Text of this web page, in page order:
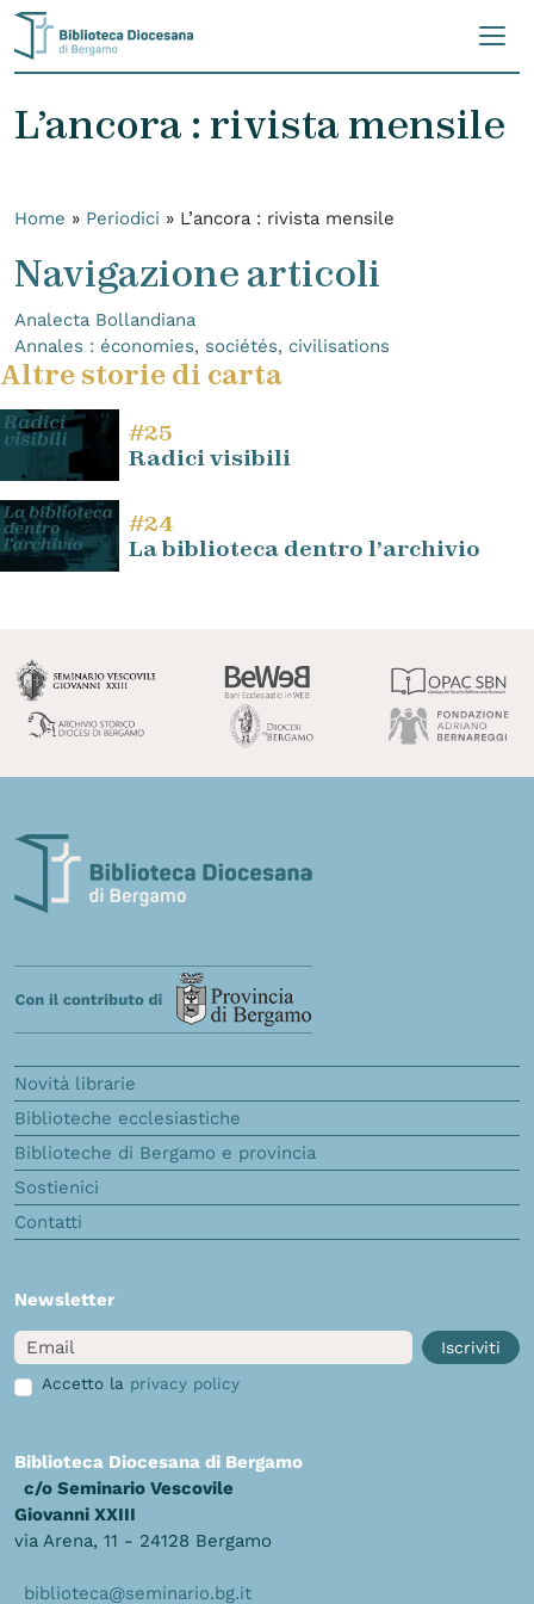
Skip to content
L’ancora : rivista mensile
Home » Periodici » L’ancora : rivista mensile
Navigazione articoli
Analecta Bollandiana
Annales : économies, sociétés, civilisations
Altre storie di carta
#25
Radici visibili
#24
La biblioteca dentro l’archivio
Novità librarie
Biblioteche ecclesiastiche
Biblioteche di Bergamo e provincia
Sostienici
Contatti
Newsletter
Email
Iscriviti
Accetto la privacy policy
Biblioteca Diocesana di Bergamo
c/o Seminario Vescovile
Giovanni XXIII
via Arena, 11 - 24128 Bergamo
biblioteca@seminario.bg.it